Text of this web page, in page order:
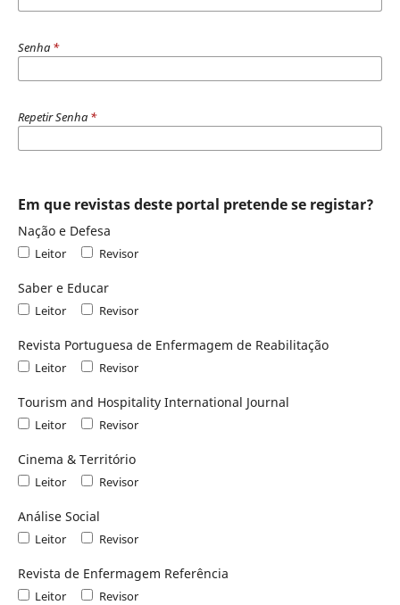
Senha *
Repetir Senha *
Em que revistas deste portal pretende se registar?
Nação e Defesa
Leitor Revisor
Saber e Educar
Leitor Revisor
Revista Portuguesa de Enfermagem de Reabilitação
Leitor Revisor
Tourism and Hospitality International Journal
Leitor Revisor
Cinema & Território
Leitor Revisor
Análise Social
Leitor Revisor
Revista de Enfermagem Referência
Leitor Revisor